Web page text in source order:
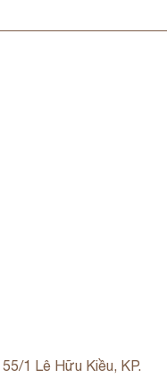
55/1 Lê Hữu Kiều, KP.